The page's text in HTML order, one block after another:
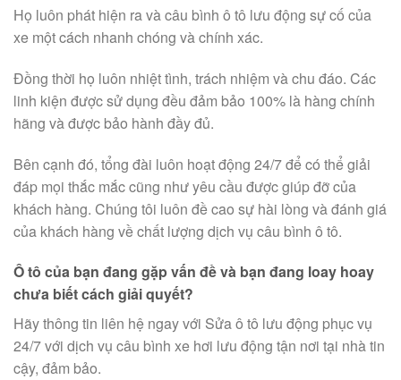
Họ luôn phát hiện ra và câu bình ô tô lưu động sự cố của
xe một cách nhanh chóng và chính xác.
Đồng thời họ luôn nhiệt tình, trách nhiệm và chu đáo. Các
linh kiện được sử dụng đều đảm bảo 100% là hàng chính
hãng và được bảo hành đầy đủ.
Bên cạnh đó, tổng đài luôn hoạt động 24/7 để có thể giải
đáp mọi thắc mắc cũng như yêu cầu được giúp đỡ của
khách hàng. Chúng tôi luôn đề cao sự hài lòng và đánh giá
của khách hàng về chất lượng dịch vụ câu bình ô tô.
Ô tô của bạn đang gặp vấn đề và bạn đang loay hoay
chưa biết cách giải quyết?
Hãy thông tin liên hệ ngay với Sửa ô tô lưu động phục vụ
24/7 với dịch vụ câu bình xe hơi lưu động tận nơi tại nhà tin
cậy, đảm bảo.